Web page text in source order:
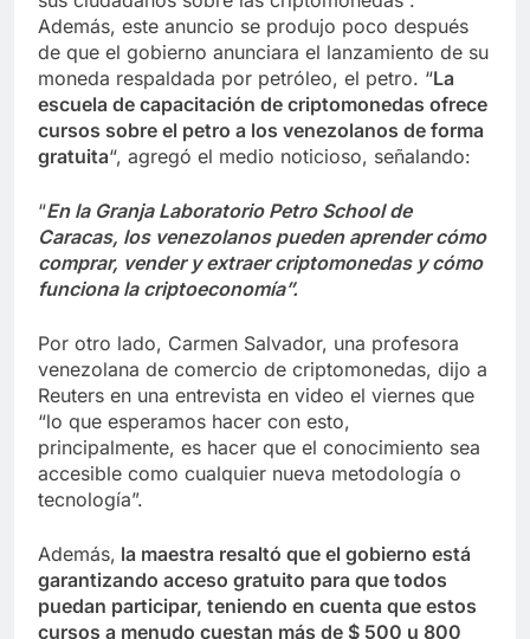
Además, este anuncio se produjo poco después
de que el gobierno anunciara el lanzamiento de su
moneda respaldada por petróleo, el petro. “La
escuela de capacitación de criptomonedas ofrece
cursos sobre el petro a los venezolanos de forma
gratuita“, agregó el medio noticioso, señalando:
“En la Granja Laboratorio Petro School de
Caracas, los venezolanos pueden aprender cómo
comprar, vender y extraer criptomonedas y cómo
funciona la criptoeconomía”.
Por otro lado, Carmen Salvador, una profesora
venezolana de comercio de criptomonedas, dijo a
Reuters en una entrevista en video el viernes que
“lo que esperamos hacer con esto,
principalmente, es hacer que el conocimiento sea
accesible como cualquier nueva metodología o
tecnología”.
Además, la maestra resaltó que el gobierno está
garantizando acceso gratuito para que todos
puedan participar, teniendo en cuenta que estos
cursos a menudo cuestan más de $ 500 u 800